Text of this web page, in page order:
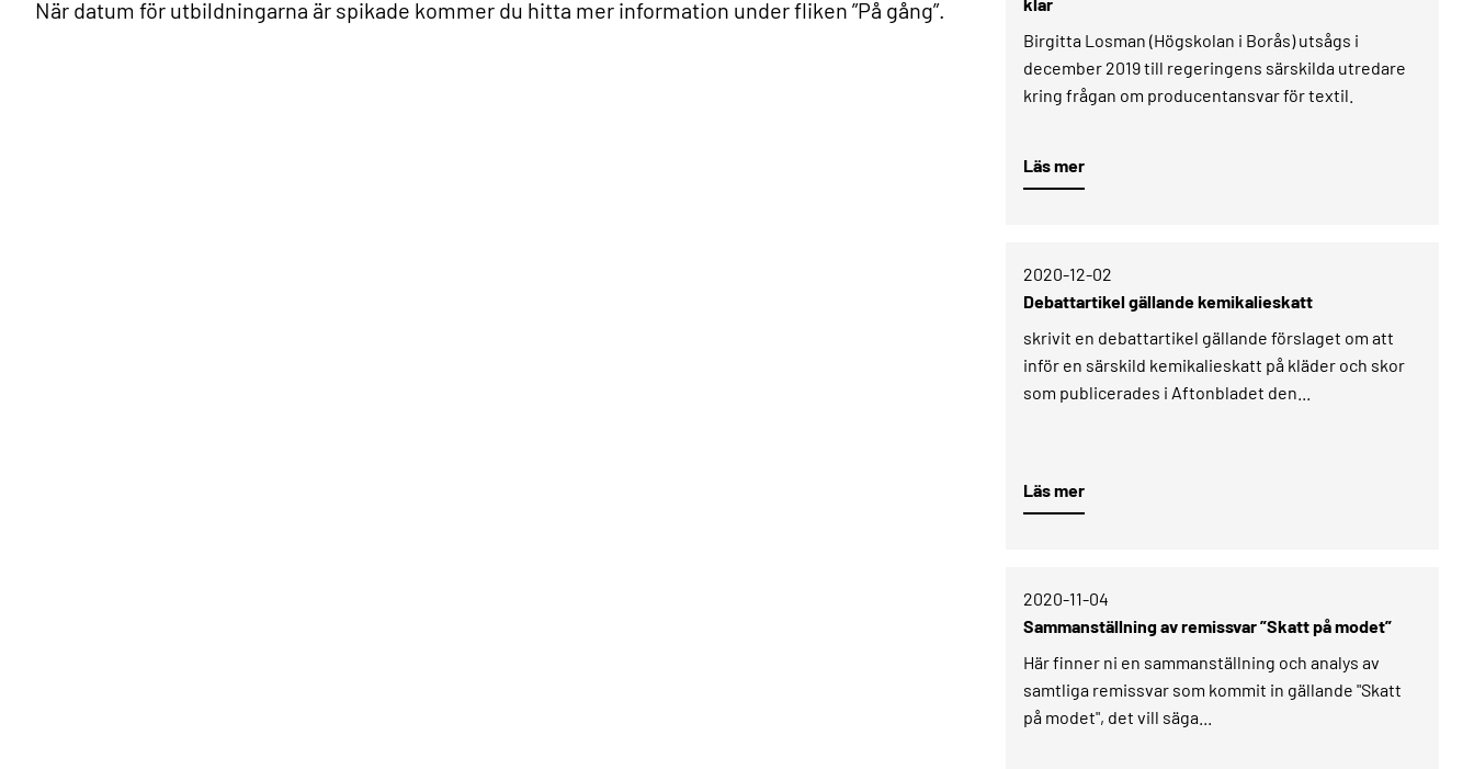
När datum för utbildningarna är spikade kommer du hitta mer information under fliken ”På gång”.
Birgitta Losman (Högskolan i Borås) utsågs i
december 2019 till regeringens särskilda utredare
kring frågan om producentansvar för textil.
Läs mer
2020-12-02­
Debattartikel gällande kemikalieskatt
skrivit en debattartikel gällande förslaget om att
inför en särskild kemikalieskatt på kläder och skor
som publicerades i Aftonbladet den...
Läs mer
2020-11-04­
Sammanställning av remissvar ”Skatt på modet”
Här finner ni en sammanställning och analys av
samtliga remissvar som kommit in gällande "Skatt
på modet", det vill säga...